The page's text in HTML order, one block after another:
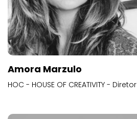
Amora Marzulo
HOC - HOUSE OF CREATIVITY - Diretor